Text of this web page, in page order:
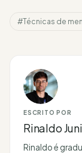
#Técnicas de
ESCRITO POR
Rinaldo
Rinaldo é